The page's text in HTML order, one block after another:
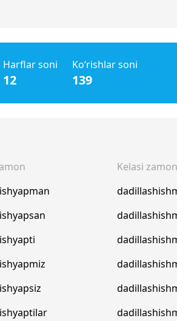
Harflar soni
12
Ko‘rishlar soni
139
Kelasi zamon